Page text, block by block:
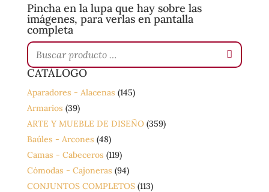
Pincha en la lupa que hay sobre las
imágenes, para verlas en pantalla
completa
CATÁLOGO
Aparadores - Alacenas (145)
Armarios (39)
ARTE Y MUEBLE DE DISEÑO (359)
Baúles - Arcones (48)
Camas - Cabeceros (119)
Cómodas - Cajoneras (94)
CONJUNTOS COMPLETOS (113)